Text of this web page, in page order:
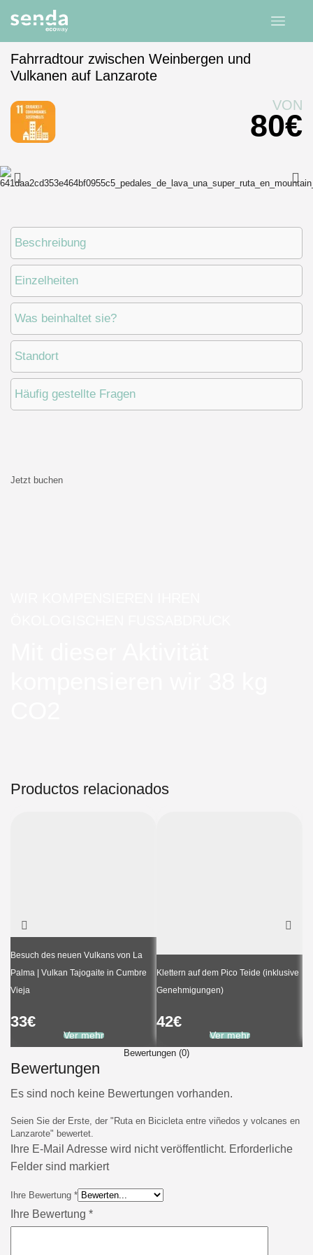
Startseite Erfahrungen Kanarische Inseln
Fahrradtour zwischen Weinbergen und
Vulkanen auf Lanzarote
VON
80€
Beschreibung
Einzelheiten
Was beinhaltet sie?
Standort
Häufig gestellte Fragen
Jetzt buchen
Productos relacionados
Besuch des neuen Vulkans von La
Palma | Vulkan Tajogaite in Cumbre
Vieja
33€
Ver mehr
Klettern auf dem Pico Teide (inklusive
Genehmigungen)
42€
Ver mehr
Bewertungen (0)
Bewertungen
Es sind noch keine Bewertungen vorhanden.
Seien Sie der Erste, der "Ruta en Bicicleta entre viñedos y volcanes en
Lanzarote" bewertet.
Ihre E-Mail Adresse wird nicht veröffentlicht. Erforderliche
Felder sind markiert
Ihre Bewertung *
Ihre Bewertung *